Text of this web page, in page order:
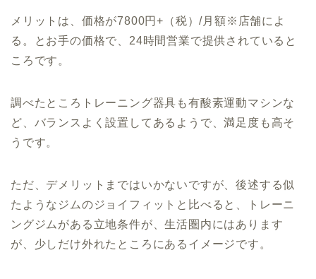
メリットは、価格が7800円+（税）/月額※店舗によ
る。とお手の価格で、24時間営業で提供されていると
ころです。
調べたところトレーニング器具も有酸素運動マシンな
ど、バランスよく設置してあるようで、満足度も高そ
うです。
ただ、デメリットまではいかないですが、後述する似
たようなジムのジョイフィットと比べると、トレーニ
ングジムがある立地条件が、生活圏内にはあります
が、少しだけ外れたところにあるイメージです。